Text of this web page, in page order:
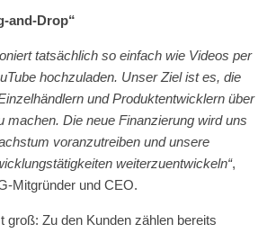
and-Drop“
tatsächlich so einfach wie Videos per
hochzuladen. Unser Ziel ist es, die
und Produktentwicklern über
machen. Die neue Finanzierung wird uns
voranzutreiben und unsere
weiterzuentwickeln“,
Mitgründer und CEO.
groß: Zu den Kunden zählen bereits